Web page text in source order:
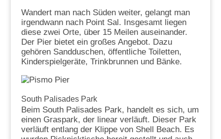
Wandert man nach Süden weiter, gelangt man
irgendwann nach Point Sal. Insgesamt liegen
diese zwei Orte, über 15 Meilen auseinander.
Der Pier bietet ein großes Angebot. Dazu
gehören Sandduschen, öffentliche Toiletten,
Kinderspielgeräte, Trinkbrunnen und Bänke.
South Palisades Park
Beim South Palisades Park, handelt es sich, um
einen Graspark, der linear verläuft. Dieser Park
verläuft entlang der Klippe von Shell Beach. Es